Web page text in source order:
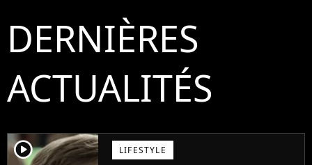
DERNIÈRES
ACTUALITÉS
player2 LIFESTYLE